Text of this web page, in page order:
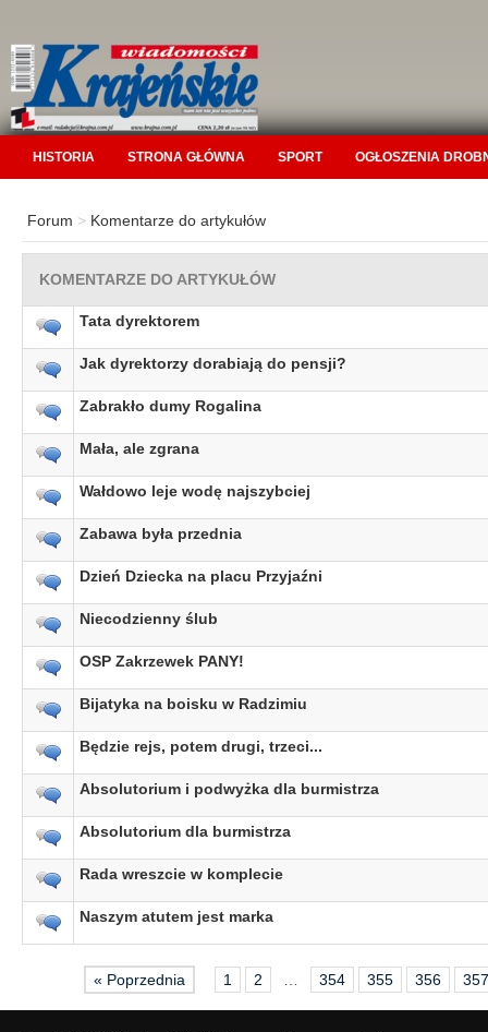
HISTORIA STRONA GŁÓWNA SPORT OGŁOSZENIA
Forum > Komentarze do artykułów
KOMENTARZE DO ARTYKUŁÓW
Tata dyrektorem
Jak dyrektorzy dorabiają do pensji?
Zabrakło dumy Rogalina
Mała, ale zgrana
Wałdowo leje wodę najszybciej
Zabawa była przednia
Dzień Dziecka na placu Przyjaźni
Niecodzienny ślub
OSP Zakrzewek PANY!
Bijatyka na boisku w Radzimiu
Będzie rejs, potem drugi, trzeci...
Absolutorium i podwyżka dla burmistrza
Absolutorium dla burmistrza
Rada wreszcie w komplecie
Naszym atutem jest marka
« Poprzednia 1 2 354 355 356 357